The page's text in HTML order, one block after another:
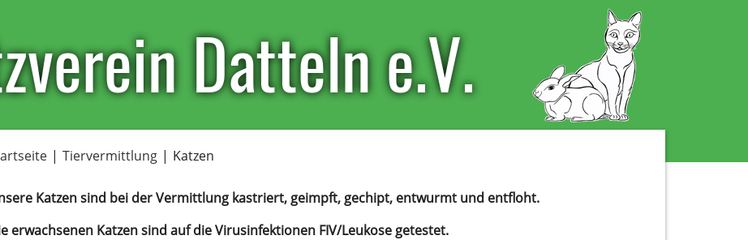
Datteln e.V.
| Tiervermittlung | Katzen
Katzen sind bei der Vermittlung kastriert, geimpft, gechipt, entwurmt und entfloht.
erwachsenen Katzen sind auf die Virusinfektionen FIV/Leukose getestet.